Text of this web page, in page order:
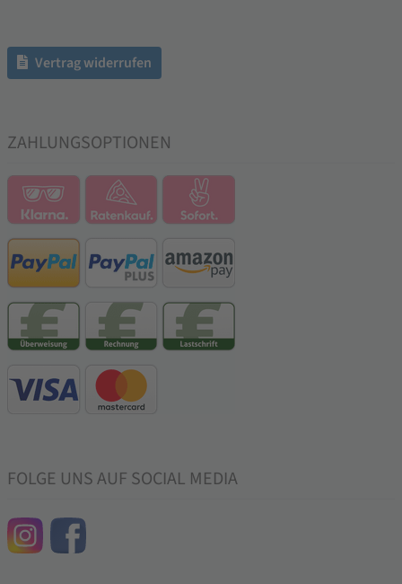
Vertrag widerrufen
ZAHLUNGSOPTIONEN
FOLGE UNS AUF SOCIAL MEDIA